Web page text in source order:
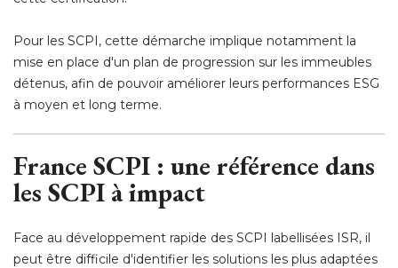
Pour les SCPI, cette démarche implique notamment la
mise en place d'un plan de progression sur les immeubles
détenus, afin de pouvoir améliorer leurs performances ESG
à moyen et long terme.
France SCPI : une référence dans
les SCPI à impact
Face au développement rapide des SCPI labellisées ISR, il
peut être difficile d'identifier les solutions les plus adaptées